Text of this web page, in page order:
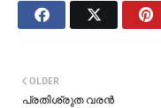
OLDER
പ്രതിശ്രുത വരൻ